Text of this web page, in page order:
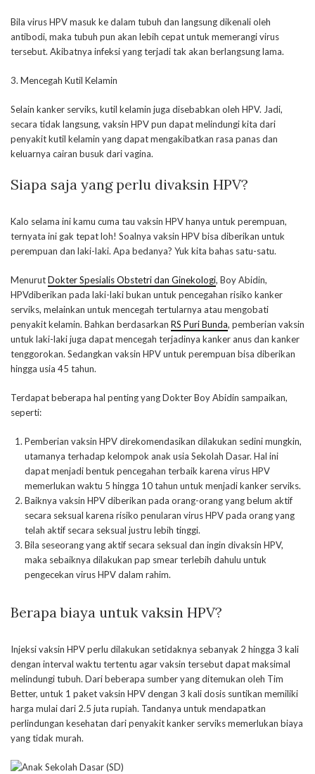
Bila virus HPV masuk ke dalam tubuh dan langsung dikenali oleh
antibodi, maka tubuh pun akan lebih cepat untuk memerangi virus
tersebut. Akibatnya infeksi yang terjadi tak akan berlangsung lama.
3. Mencegah Kutil Kelamin
Selain kanker serviks, kutil kelamin juga disebabkan oleh HPV. Jadi,
secara tidak langsung, vaksin HPV pun dapat melindungi kita dari
penyakit kutil kelamin yang dapat mengakibatkan rasa panas dan
keluarnya cairan busuk dari vagina.
Siapa saja yang perlu divaksin HPV?
Kalo selama ini kamu cuma tau vaksin HPV hanya untuk perempuan,
ternyata ini gak tepat loh! Soalnya vaksin HPV bisa diberikan untuk
perempuan dan laki-laki. Apa bedanya? Yuk kita bahas satu-satu.
MenurutDokter Spesialis Obstetri dan Ginekologi, Boy Abidin,
HPVdiberikan pada laki-laki bukan untuk pencegahan risiko kanker
serviks, melainkan untuk mencegah tertularnya atau mengobati
penyakit kelamin. Bahkan berdasarkan RS Puri Bunda, pemberian vaksin
untuk laki-laki juga dapat mencegah terjadinya kanker anus dan kanker
tenggorokan. Sedangkan vaksin HPV untuk perempuan bisa diberikan
hingga usia 45 tahun.
Terdapat beberapa hal penting yang Dokter Boy Abidin sampaikan,
seperti:
Pemberian vaksin HPV direkomendasikan dilakukan sedini mungkin,
utamanya terhadap kelompok anak usia Sekolah Dasar. Hal ini
dapat menjadi bentuk pencegahan terbaik karena virus HPV
memerlukan waktu 5 hingga 10 tahun untuk menjadi kanker serviks.
Baiknya vaksin HPV diberikan pada orang-orang yang belum aktif
secara seksual karena risiko penularan virus HPV pada orang yang
telah aktif secara seksual justru lebih tinggi.
Bila seseorang yang aktif secara seksual dan ingin divaksin HPV,
maka sebaiknya dilakukan pap smear terlebih dahulu untuk
pengecekan virus HPV dalam rahim.
Berapa biaya untuk vaksin HPV?
Injeksi vaksin HPV perlu dilakukan setidaknya sebanyak 2 hingga 3 kali
dengan interval waktu tertentu agar vaksin tersebut dapat maksimal
melindungi tubuh. Dari beberapa sumber yang ditemukan oleh Tim
Better, untuk 1 paket vaksin HPV dengan 3 kali dosis suntikan memiliki
harga mulai dari 2.5 juta rupiah. Tandanya untuk mendapatkan
perlindungan kesehatan dari penyakit kanker serviks memerlukan biaya
yang tidak murah.